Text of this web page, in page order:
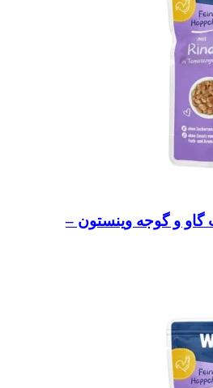
و گوجه وینستون –